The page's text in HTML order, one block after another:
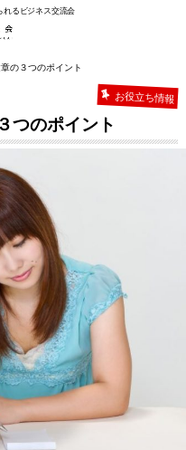
れるビジネス交流会
の３つのポイント
お役立ち情報
つのポイント